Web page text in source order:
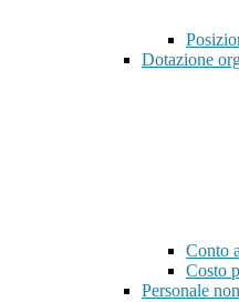
Dotazione
Conto
Costo
Personale